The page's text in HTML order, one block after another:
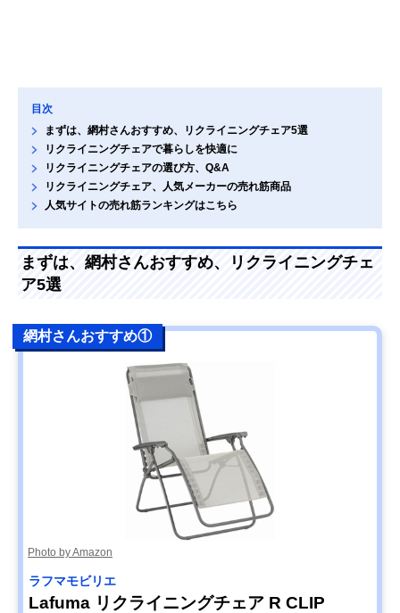
目次
まずは、網村さんおすすめ、リクライニングチェア5選
リクライニングチェアで暮らしを快適に
リクライニングチェアの選び方、Q&A
リクライニングチェア、人気メーカーの売れ筋商品
人気サイトの売れ筋ランキングはこちら
まずは、網村さんおすすめ、リクライニングチェ
ア5選
網村さんおすすめ①
Photo by Amazon
ラフマモビリエ
Lafuma リクライニングチェア R CLIP